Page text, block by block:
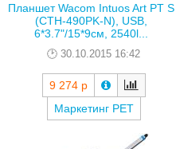
Планшет Wacom Intuos Art PT S
(CTH-490PK-N), USB,
6*3.7"/15*9см, 2540l...
30.10.2015 16:42
9 274 р
Маркетинг РЕТ